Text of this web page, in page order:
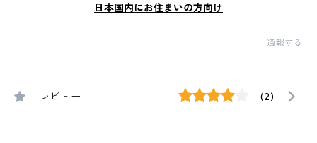
日本国内にお住まいの方向け
通報する
レビュー (2)